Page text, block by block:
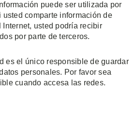
puede ser utilizada por
usted comparte información de
usted podría recibir
por parte de terceros.
es el único responsible de guardar
personales. Por favor sea
cuando accesa las redes.